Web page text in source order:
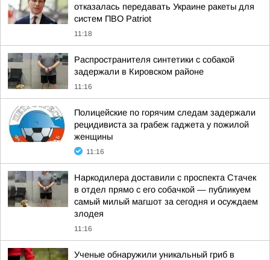
отказалась передавать Украине ракеты для
систем ПВО Patriot
11:18
Распространителя синтетики с собакой
задержали в Кировском районе
11:16
Полицейские по горячим следам задержали
рецидивиста за грабеж гаджета у пожилой
женщины
11:16
Наркодилера доставили с проспекта Стачек
в отдел прямо с его собачкой — публикуем
самый милый магшот за сегодня и осуждаем
злодея
11:16
Ученые обнаружили уникальный гриб в